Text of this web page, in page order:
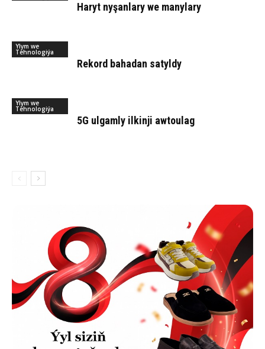
Ha­ryt ny­şan­la­ry we ma­ny­la­ry
Ylym we
Tehnologiýa
Rekord bahadan satyldy
Ylym we
Tehnologiýa
5G ulgamly ilkinji awtoulag